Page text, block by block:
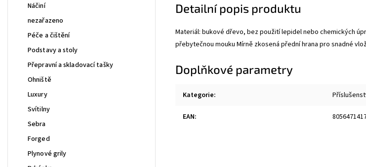
Náčiní
nezařazeno
Péče a čištění
Podstavy a stoly
Přepravní a skladovací tašky
Ohniště
Luxury
Svítilny
Sebra
Forged
Plynové grily
Detailní popis produktu
Materiál: bukové dřevo, bez použití lepidel nebo chemických
přebytečnou mouku Mírně zkosená přední hrana pro snadné
Doplňkové parametry
Kategorie:
EAN: